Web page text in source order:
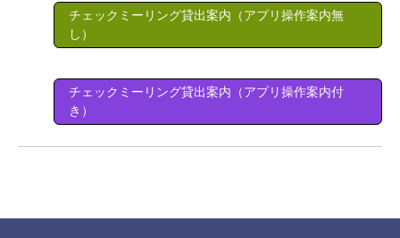
チェックミーリング貸出案内（アプリ操作案内無
し）
チェックミーリング貸出案内（アプリ操作案内付
き）